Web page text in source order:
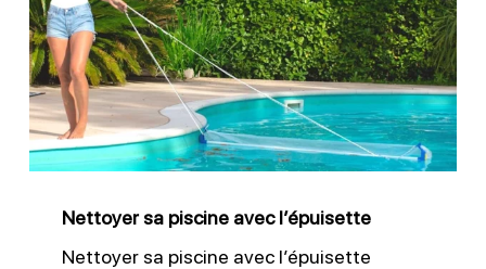
piscine
avec
l’épuisette
Nettoyer sa piscine avec l’épuisette
Nettoyer sa piscine avec l’épuisette